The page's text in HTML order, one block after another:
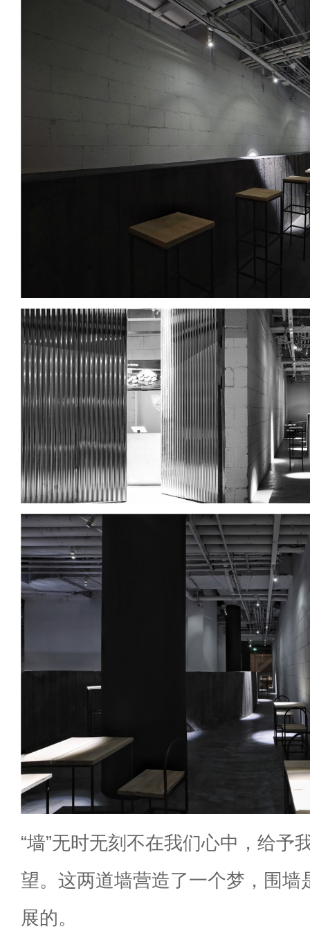
“墙”无时无刻不在我们心中，给予
望。这两道墙营造了一个梦，围墙
展的。